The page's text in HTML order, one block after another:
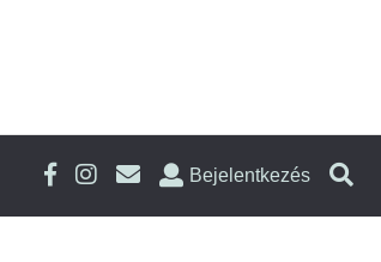
Bejelentkezés